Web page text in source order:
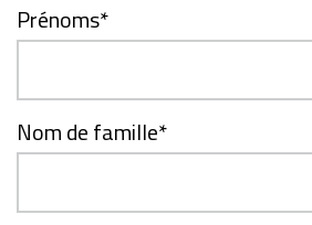
Prénoms*
Nom de famille*